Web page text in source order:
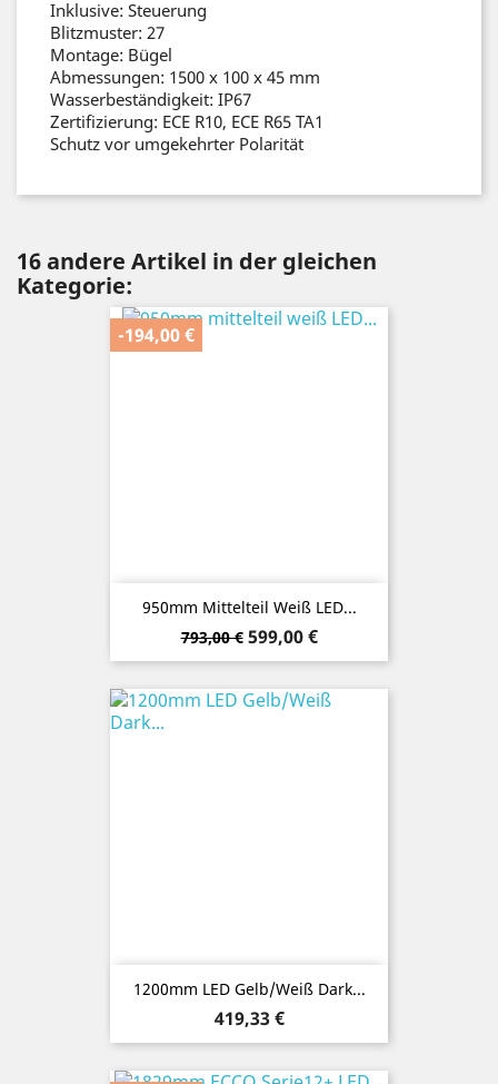
Inklusive: Steuerung
Blitzmuster: 27
Montage: Bügel
Abmessungen: 1500 x 100 x 45 mm
Wasserbeständigkeit: IP67
Zertifizierung: ECE R10, ECE R65 TA1
Schutz vor umgekehrter Polarität
16 andere Artikel in der gleichen
Kategorie:
950mm Mittelteil Weiß LED...
Verkaufspreis
793,00 € Preis
599,00 €
-194,00 €
1200mm LED Gelb/Weiß Dark...
Preis
419,33 €